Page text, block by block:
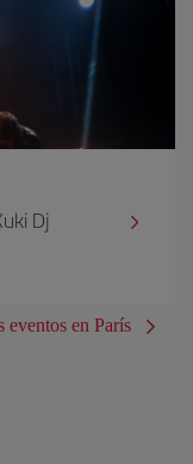
Dj
eventos en París